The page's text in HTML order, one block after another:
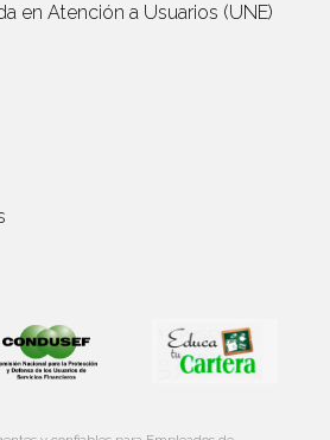
en Atención a Usuarios (UNE)